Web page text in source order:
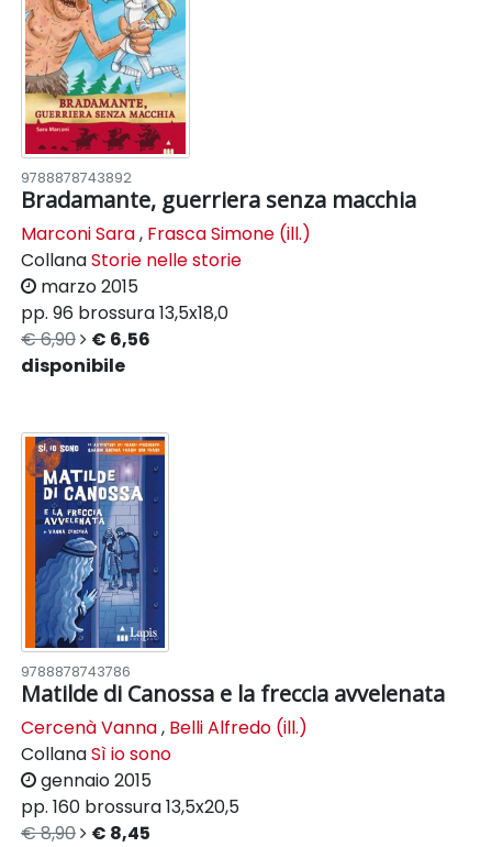
9788878743892
Bradamante, guerriera senza macchia
Marconi Sara, Frasca Simone (ill.)
CollanaStorie nelle storie
marzo 2015
pp. 96 brossura13,5x18,0
€ 6,90
€ 6,56
disponibile
9788878743786
Matilde di Canossa e la freccia avvelenata
Cercenà Vanna, Belli Alfredo (ill.)
CollanaSì io sono
gennaio 2015
pp. 160 brossura13,5x20,5
€ 8,90
€ 8,45